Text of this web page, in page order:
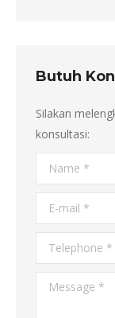
Butuh
Silakan
konsultasi:
Name *
E-mail *
Telephone *
Message *